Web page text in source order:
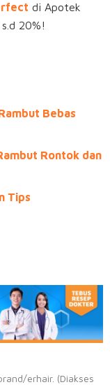
di Apotek
20%!
Bebas
Rontok dan
Tips
erhair. (Diakses